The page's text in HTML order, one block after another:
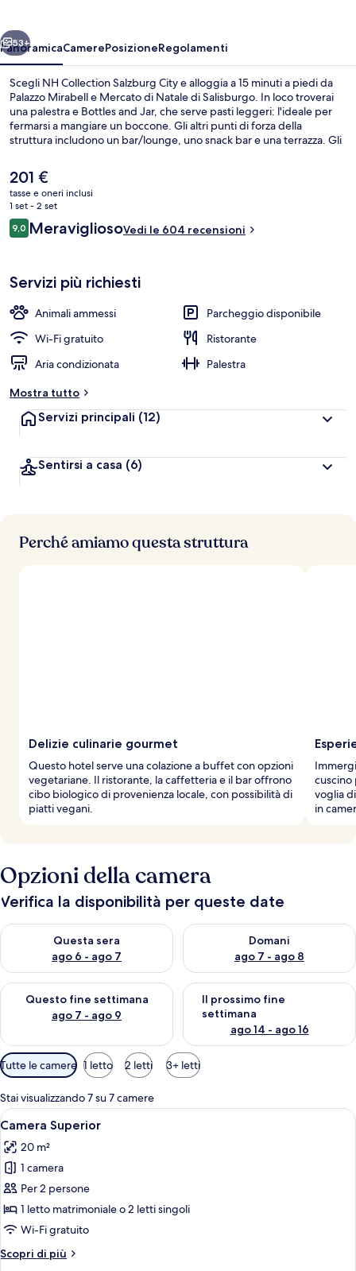
Avanti
53+
PanoramicaCamerePosizioneRegolamenti
Scegli NH Collection Salzburg City e alloggia a 15 minuti a piedi da
Palazzo Mirabell e Mercato di Natale di Salisburgo. In loco troverai
una palestra e Bottles and Jar, che serve pasti leggeri: l'ideale per
fermarsi a mangiare un boccone. Gli altri punti di forza della
struttura includono un bar/lounge, uno snack bar e una terrazza. Gli
Il
prezzo
attuale
è
201 €
201 €
tasse e oneri inclusi
1 set - 2 set
Recensioni
9,09,0 su 10
MeravigliosoVedi le 604 recensioni
Servizi più richiesti
Animali ammessi
Parcheggio disponibile
Wi-Fi gratuito
Ristorante
Aria condizionata
Palestra
Mostra tutto
Servizi principali (12)
Sentirsi a casa (6)
Perché amiamo questa struttura
Delizie culinarie gourmet
Questo hotel serve una colazione a buffet con opzioni
vegetariane. Il ristorante, la caffetteria e il bar offrono
cibo biologico di provenienza locale, con possibilità di
piatti vegani.
cuscino
voglia
in
Opzioni della camera
Verifica la disponibilità per queste date
Questa sera
ago 6 - ago 7
Verifica la disponibilità per questa sera, ago 6 - ago 7
Domani
ago 7 - ago 8
Verifica la disponibilità per
Questo fine settimana
ago 7 - ago 9
Verifica la disponibilità per questo fine settimana, ago 7 - ago
Il prossimo fine
settimana
ago 14 - ago 16
Verifica la disponibilità per il
Filtri
disponibili
per
le
camere
Tutte le camere 1 letto 2 letti 3+ letti
Stai visualizzando 7 su 7 camere
Apri
tutte
le
foto
per
Camera
Superior
Una camera d'albergo con un letto,
8
Camera Superior
20 m²
1 camera
Per 2 persone
1 letto matrimoniale o 2 letti singoli
Wi-Fi gratuito
Scopri di più
Altri